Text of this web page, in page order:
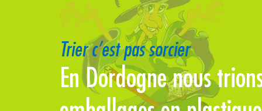
Trier c’est pas sorcier
En Dordogne nous